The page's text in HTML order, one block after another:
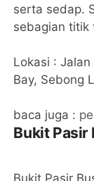
serta sedap.
sebagian titik
Lokasi :
Bay, Sebong
baca juga :
Bukit Pasir